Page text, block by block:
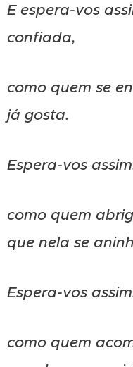
E espera-vos
confiada,
como quem se
já gosta.
Espera-vos
como quem
que nela se
Espera-vos
como quem